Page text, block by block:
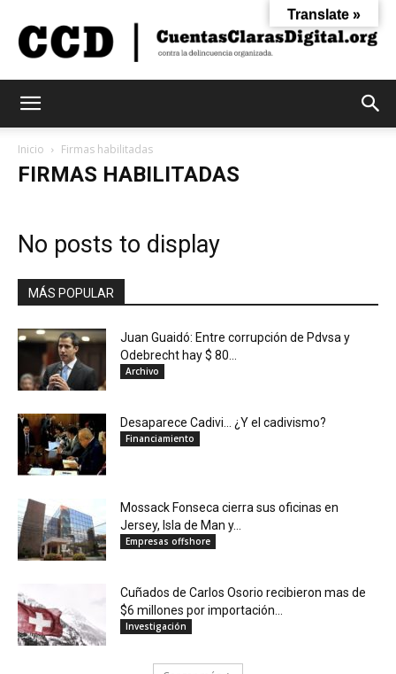
Inicio Firmas habilitadas
FIRMAS HABILITADAS
No posts to display
MÁS POPULAR
Juan Guaidó: Entre corrupción de Pdvsa y
Odebrecht hay $ 80...
Archivo
Desaparece Cadivi… ¿Y el cadivismo?
Financiamiento
Mossack Fonseca cierra sus oficinas en
Jersey, Isla de Man y...
Empresas offshore
Cuñados de Carlos Osorio recibieron mas de
$6 millones por importación...
Investigación
Translate »